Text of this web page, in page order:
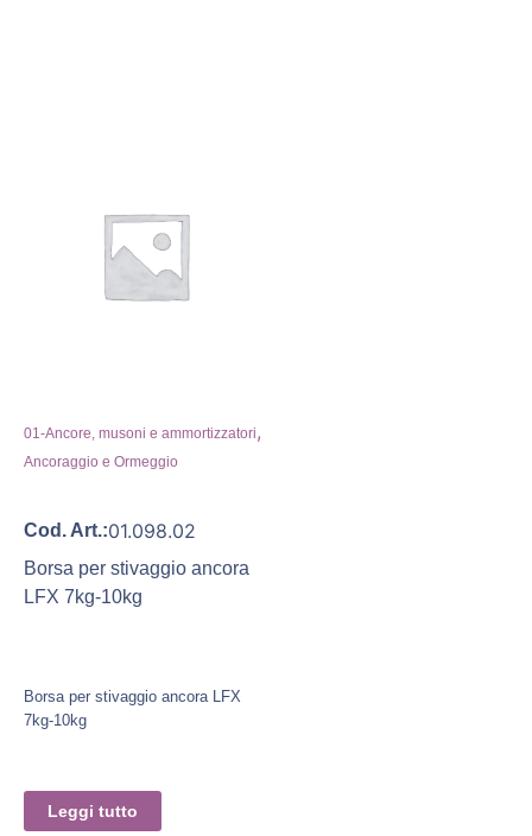
01-Ancore, musoni e ammortizzatori,
Ancoraggio e Ormeggio
Cod. Art.:01.098.02
Borsa per stivaggio ancora
LFX 7kg-10kg
Borsa per stivaggio ancora LFX
7kg-10kg
Leggi tutto